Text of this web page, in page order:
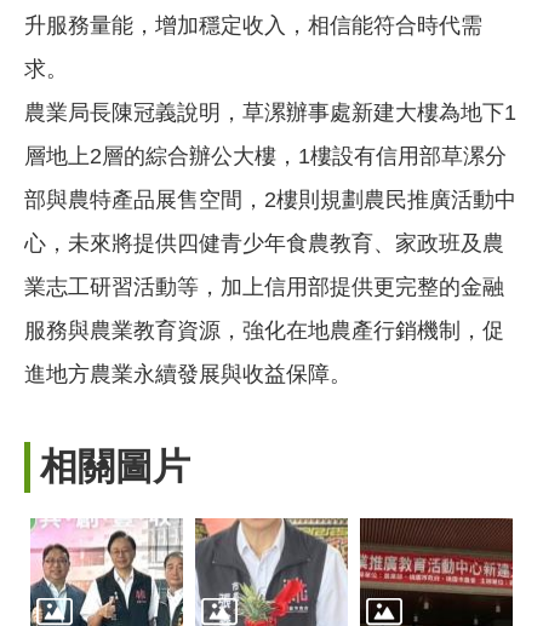
升服務量能，增加穩定收入，相信能符合時代需
求。
農業局長陳冠義說明，草漯辦事處新建大樓為地下1
層地上2層的綜合辦公大樓，1樓設有信用部草漯分
部與農特產品展售空間，2樓則規劃農民推廣活動中
心，未來將提供四健青少年食農教育、家政班及農
業志工研習活動等，加上信用部提供更完整的金融
服務與農業教育資源，強化在地農產行銷機制，促
進地方農業永續發展與收益保障。
相關圖片